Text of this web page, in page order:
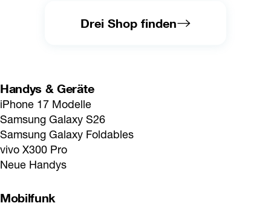
Drei Shop finden
Handys & Geräte
iPhone 17 Modelle
Samsung Galaxy S26
Samsung Galaxy Foldables
vivo X300 Pro
Neue Handys
Mobilfunk